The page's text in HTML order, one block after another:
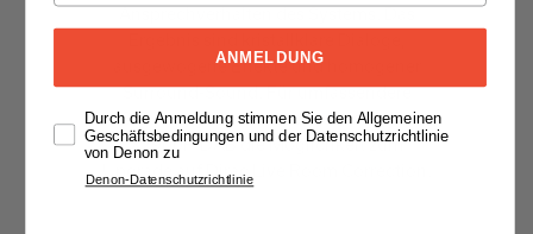
Ansprechverhalten des Systems. Das
ausgewogene Effekte und homogener
Surround-Sound. Für umfassendere
Steuerungsoptionen bietet der AVR-
X2900H DAB die Möglichkeit zum
Upgrade auf Dirac Live Room Correction.
ANMELDUNG
Durch die Anmeldung stimmen Sie den Allgemeinen
Geschäftsbedingungen und der Datenschutzrichtlinie
von Denon zu
Denon-Datenschutzrichtlinie